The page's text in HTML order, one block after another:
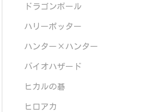
ドラゴンボール
ハリーポッター
ハンター×ハンター
バイオハザード
ヒカルの碁
ヒロアカ